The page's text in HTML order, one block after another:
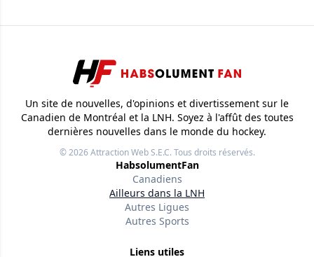
Un site de nouvelles, d'opinions et divertissement sur le
Canadien de Montréal et la LNH. Soyez à l'affût des toutes
dernières nouvelles dans le monde du hockey.
© 2026Attraction Web S.E.C.Tous droits réservés.
HabsolumentFan
Canadiens
Ailleurs dans la LNH
Autres Ligues
Autres Sports
Liens utiles